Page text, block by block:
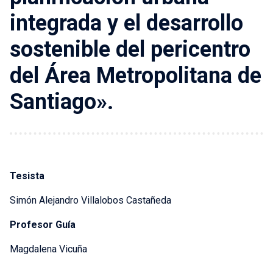
integrada y el desarrollo
sostenible del pericentro
del Área Metropolitana de
Santiago».
Tesista
Simón Alejandro Villalobos Castañeda
Profesor Guía
Magdalena Vicuña